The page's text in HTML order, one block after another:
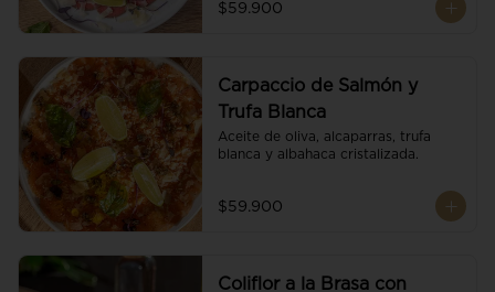
$59.900
Carpaccio de Salmón y
Trufa Blanca
Aceite de oliva, alcaparras, trufa
blanca y albahaca cristalizada.
$59.900
Coliflor a la Brasa con